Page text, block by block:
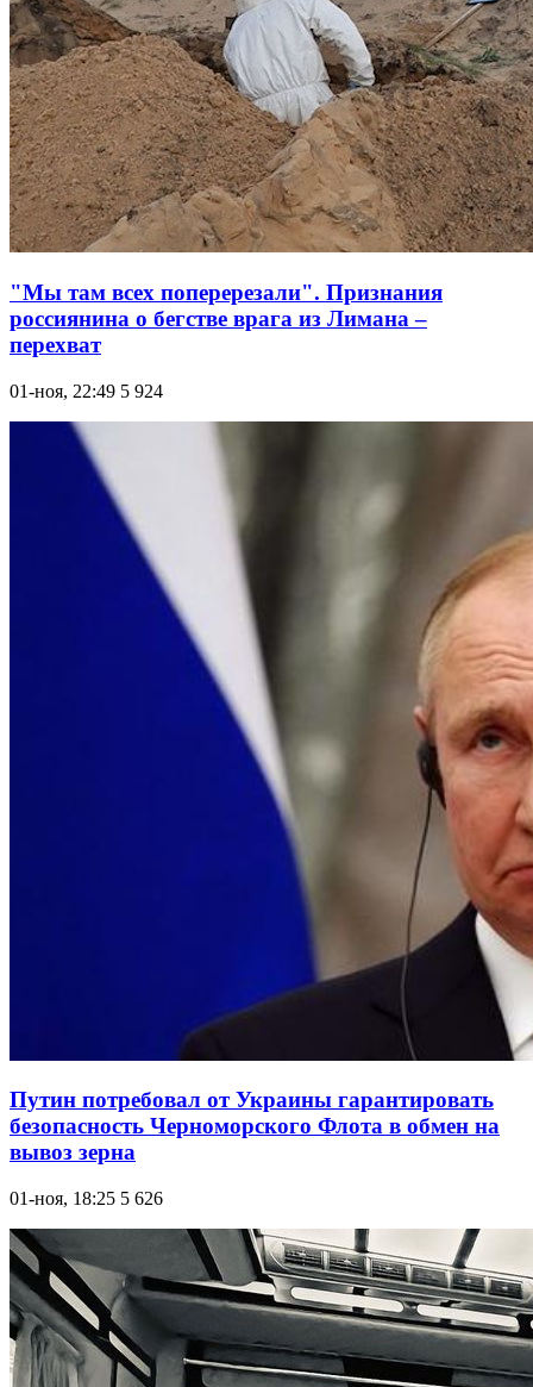
"Мы там всех поперерезали". Признания
россиянина о бегстве врага из Лимана –
перехват
01-ноя, 22:49 5 924
Путин потребовал от Украины гарантировать
безопасность Черноморского Флота в обмен на
вывоз зерна
01-ноя, 18:25 5 626